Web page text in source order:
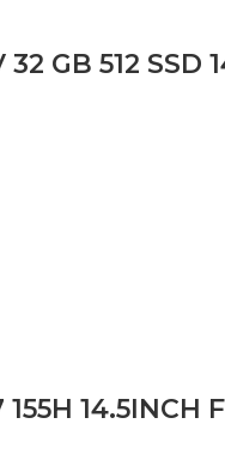
GB 512 SSD